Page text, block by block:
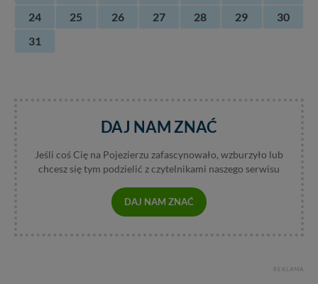
24
25 26 27 28 29
30
31
DAJ NAM ZNAĆ
Jeśli coś Cię na Pojezierzu zafascynowało, wzburzyło lub
chcesz się tym podzielić z czytelnikami naszego serwisu
DAJ NAM ZNAĆ
REKLAMA